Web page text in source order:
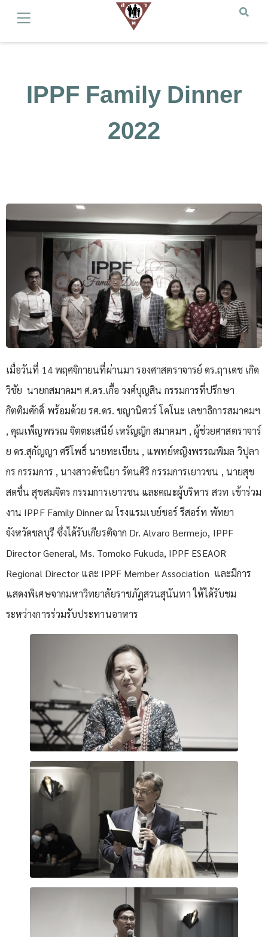
IPPF Family Dinner
2022
เมื่อวันที่ 14 พฤศจิกายนที่ผ่านมา รองศาสตราจารย์ ดร.ฤาเดช เกิด
วิชัย นายกสมาคมฯ ศ.ดร.เกื้อ วงศ์บุญสิน กรรมการที่ปรึกษา
กิตติมศักดิ์ พร้อมด้วย รศ.ดร. ชญานิศวร์ โคโนะ เลขาธิการสมาคมฯ
, คุณเพ็ญพรรณ จิตตะเสนีย์ เหรัญญิก สมาคมฯ , ผู้ช่วยศาสตราจาร์
ย ดร.สุกัญญา ศรีโพธิ์ นายทะเบียน​ , แพทย์หญิงพรรณพิมล วิปุลา
กร กรรมการ , นางสาวดัชนียา รัตนศิริ กรรมการเยาวชน , นายสุข
สดชื่น สุขสมจิตร กรรมการเยาวชน และคณะผู้บริหาร สวท เข้าร่วม
งาน IPPF Family Dinner ณ โรงแรมเบย์ชอร์ รีสอร์ท พัทยา
จังหวัดชลบุรี ซึ่งได้รับเกียรติจาก Dr. Alvaro Bermejo, IPPF
Director General, Ms. Tomoko Fukuda, IPPF ESEAOR
Regional Director และ IPPF Member Association และมีการ
แสดงพิเศษจากมหาวิทยาลัยราชภัฏสวนสุนันทา ให้ได้รับชม
ระหว่างการร่วมรับประทานอาหาร